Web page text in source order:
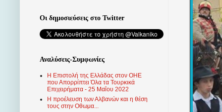
Οι δημοσιεύσεις στο Twitter
Αναλύσεις-Συμφωνίες
Η Επιστολή της Ελλάδας στον ΟΗΕ
που Απορρίπτει Όλα τα Τουρκικά
Επιχειρήματα - 25 Μαΐου 2022
Η προέλευση των Αλβανών και η θέση
τους στην Οθωμα...